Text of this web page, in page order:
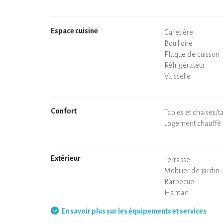
Espace cuisine Micro-ondes
Cafetière
Bouilloire
Plaque de cuisson
Four
Réfrigérateur
Vaisselle
Confort Spa
Sauna privatif
Tables et chaises/
Air conditionné
Logement chauffé
Extérieur
Terrasse
Mobilier de jardin
Barbecue
Hamac
En savoir plus sur les équipements et services